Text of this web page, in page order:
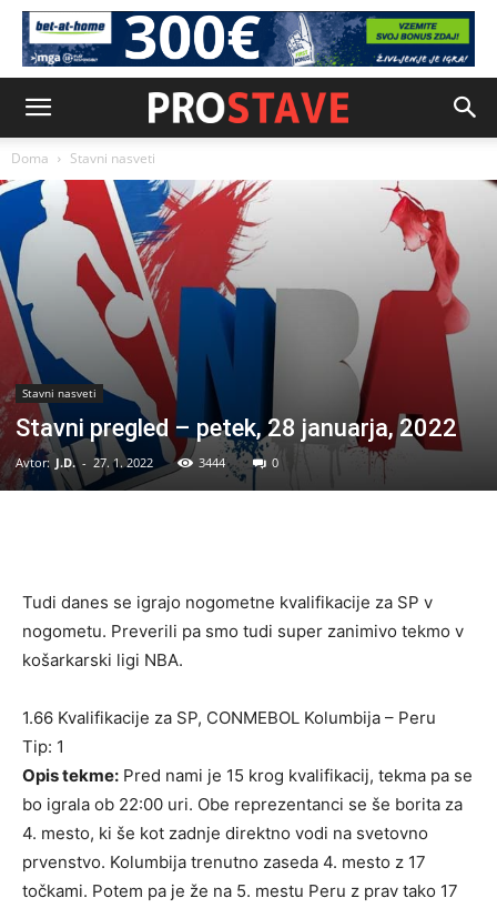
Doma Stavni nasveti
Stavni nasveti
Stavni pregled – petek, 28 januarja, 2022
Avtor: J.D. - 27. 1. 2022 3444 0
Tudi danes se igrajo nogometne kvalifikacije za SP v
nogometu. Preverili pa smo tudi super zanimivo tekmo v
košarkarski ligi NBA.
1.66 Kvalifikacije za SP, CONMEBOL Kolumbija – Peru
Tip: 1
Opis tekme: Pred nami je 15 krog kvalifikacij, tekma pa se
bo igrala ob 22:00 uri. Obe reprezentanci se še borita za
4. mesto, ki še kot zadnje direktno vodi na svetovno
prvenstvo. Kolumbija trenutno zaseda 4. mesto z 17
točkami. Potem pa je že na 5. mestu Peru z prav tako 17